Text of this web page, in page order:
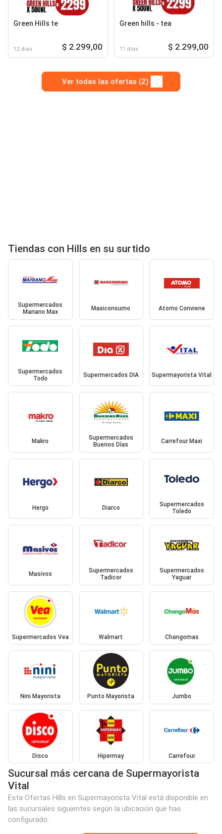
Green Hills te
12 días $ 2.299,00
Green hills - tea
11 días $ 2.299,00
Ver todas las ofertas (2)
Tiendas con Hills en su surtido
Supermercados
Mariano Max
Maxiconsumo Atomo Conviene
Supermercados
Todo
Supermercados DIA Supermayorista Vital
Makro
Supermercados
Buenos Días
Carrefour Maxi
Hergo Diarco
Supermercados
Toledo
Masivos
Supermercados
Tadicor
Supermercados
Yaguar
Supermercados Vea Walmart Changomas
Nini Mayorista Punto Mayorista Jumbo
Disco Hipermay Carrefour
Sucursal más cercana de Supermayorista
Vital
Esta Ofertas Hills en Supermayorista Vital está disponible en
las sucursales siguientes según la ubicación que has
configurado: